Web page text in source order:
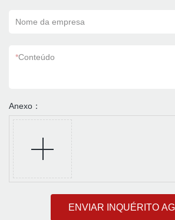
Nome da empresa
*Conteúdo
Anexo：
ENVIAR INQUÉRITO